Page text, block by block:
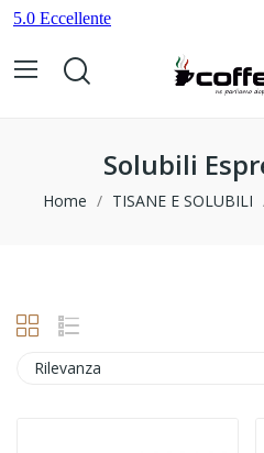
Solubili
Home TISANE E SOLUBILI
Rilevanza